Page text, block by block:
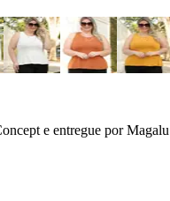
e entregue por Magalu